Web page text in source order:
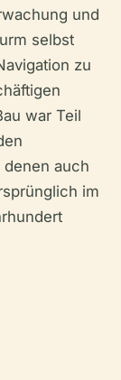
und
selbst
zu
war Teil
auch
im